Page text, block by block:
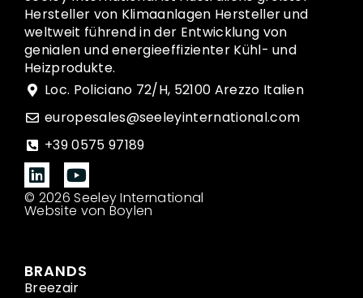
Hersteller von Klimaanlagen Hersteller und
weltweit führend in der Entwicklung von
genialen und energieeffizienter Kühl- und
Heizprodukte.
Loc. Policiano 72/H, 52100 Arezzo Italien
europesales@seeleyinternational.com
+39 0575 97189
© 2026 Seeley International
Website von Boylen
BRANDS
Breezair